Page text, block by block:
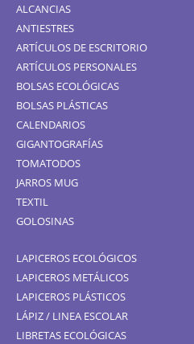
ALCANCIAS
ANTIESTRES
ARTÍCULOS DE ESCRITORIO
ARTÍCULOS PERSONALES
BOLSAS ECOLÓGICAS
BOLSAS PLÁSTICAS
CALENDARIOS
GIGANTOGRAFÍAS
TOMATODOS
JARROS MUG
TEXTIL
GOLOSINAS
LAPICEROS ECOLÓGICOS
LAPICEROS METÁLICOS
LAPICEROS PLÁSTICOS
LÁPIZ / LINEA ESCOLAR
LIBRETAS ECOLÓGICAS